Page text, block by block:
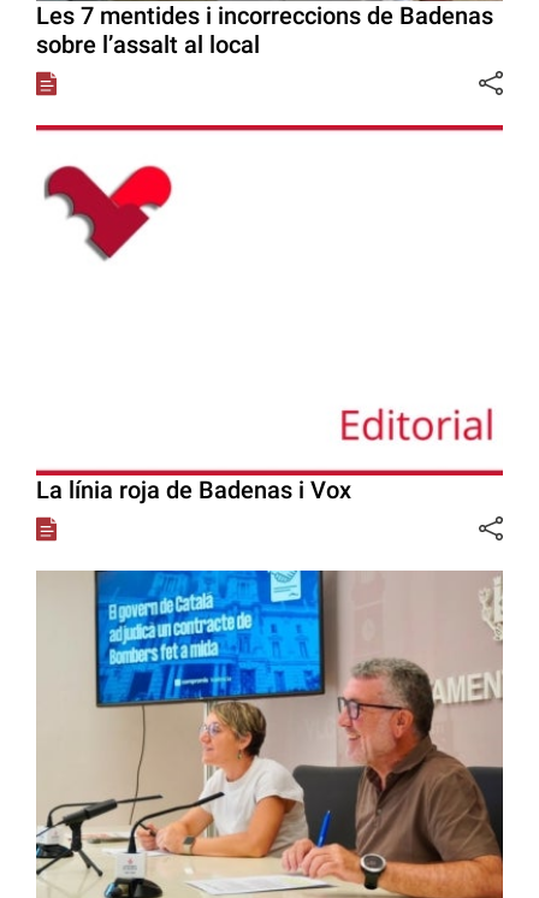
Les 7 mentides i incorreccions de Badenas
sobre l’assalt al local
La línia roja de Badenas i Vox